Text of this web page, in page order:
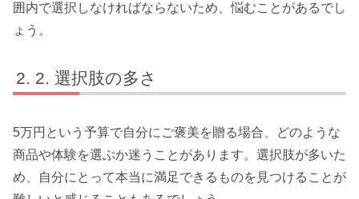
囲内で選択しなければならないため、悩むことがあるでし
ょう。
2. 選択肢の多さ
5万円という予算で自分にご褒美を贈る場合、どのような
商品や体験を選ぶか迷うことがあります。選択肢が多いた
め、自分にとって本当に満足できるものを見つけることが